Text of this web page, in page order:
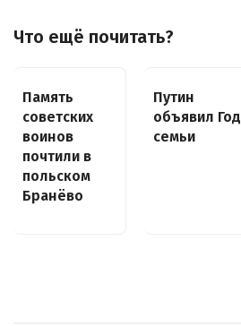
Что ещё почитать?
Память
советских
воинов
почтили в
польском
Бранёво
Путин
объявил Год
семьи